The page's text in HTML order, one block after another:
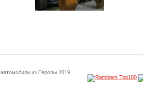
из Европы 2019.